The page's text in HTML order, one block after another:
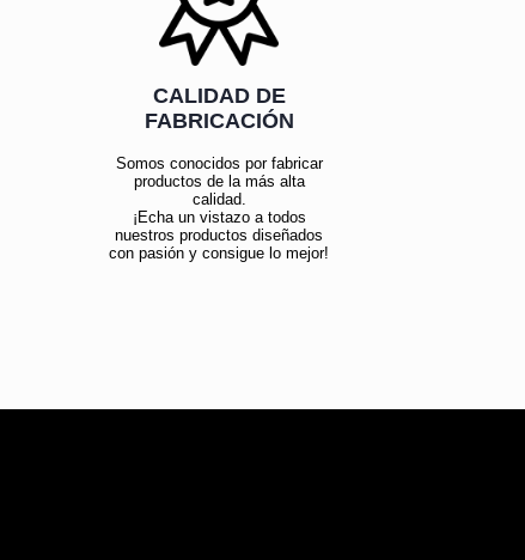
CALIDAD DE
FABRICACIÓN
Somos conocidos por fabricar
productos de la más alta
calidad.
¡Echa un vistazo a todos
nuestros productos diseñados
con pasión y consigue lo mejor!